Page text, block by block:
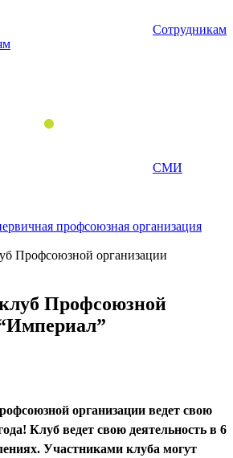
Сотрудникам
СМИ
профсоюзная организация
Профсоюзной организации
Профсоюзной
организации ведет свою
Клуб ведет свою деятельность в 6
Участниками клуба могут